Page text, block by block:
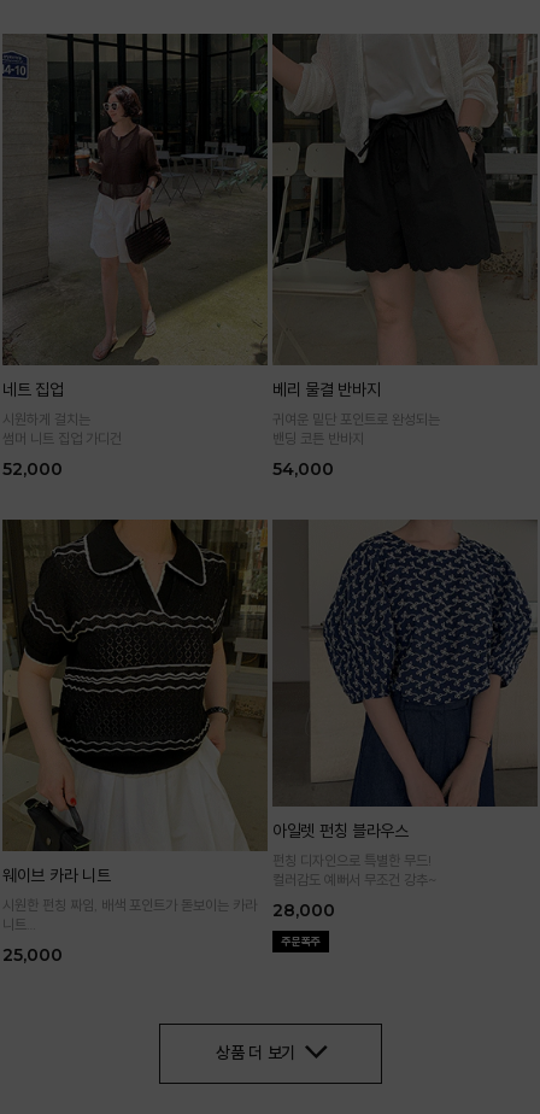
네트 집업
시원하게 걸치는
썸머 니트 집업 가디건
52,000
베리 물결 반바지
귀여운 밑단 포인트로 완성되는
밴딩 코튼 반바지
54,000
웨이브 카라 니트
시원한 펀칭 짜임, 배색 포인트가 돋보이는 카라
니트
하게 입어요
25,000
아일렛 펀칭 블라우스
펀칭 디자인으로 특별한 무드!
컬러감도 예뻐서 무조건 강추~
28,000
상품 더 보기